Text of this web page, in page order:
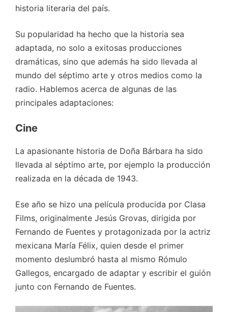
historia literaria del país.
Su popularidad ha hecho que la historia sea
adaptada, no solo a exitosas producciones
dramáticas, sino que además ha sido llevada al
mundo del séptimo arte y otros medios como la
radio. Hablemos acerca de algunas de las
principales adaptaciones:
Cine
La apasionante historia de Doña Bárbara ha sido
llevada al séptimo arte, por ejemplo la producción
realizada en la década de 1943.
Ese año se hizo una película producida por Clasa
Films, originalmente Jesús Grovas, dirigida por
Fernando de Fuentes y protagonizada por la actriz
mexicana María Félix, quien desde el primer
momento deslumbró hasta al mismo Rómulo
Gallegos, encargado de adaptar y escribir el guión
junto con Fernando de Fuentes.